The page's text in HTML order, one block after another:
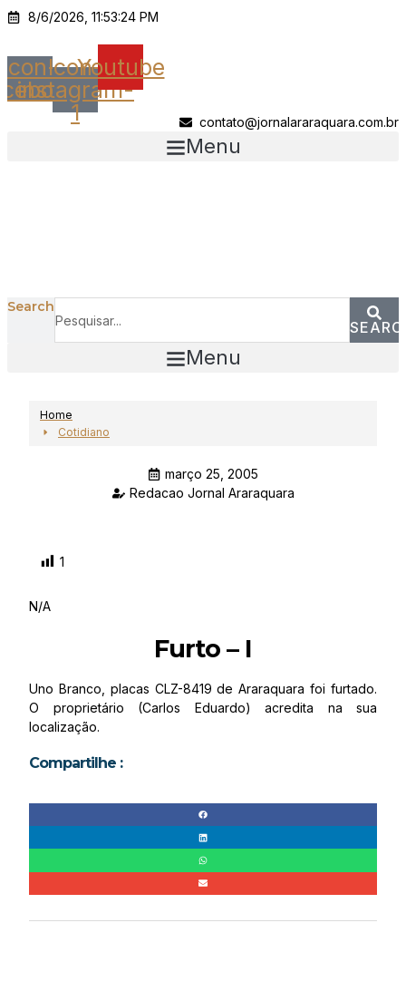
Ir
o
conteúdo
8/6/2026, 11:53:24 PM
Icon-Icon-
instagram-
1
Youtube
contato@jornalararaquara.com.br
Menu
Search
Menu
Home
Cotidiano
março 25, 2005
Redacao Jornal Araraquara
1
N/A
Furto – I
Uno Branco, placas CLZ-8419 de Araraquara foi furtado.
O proprietário (Carlos Eduardo) acredita na sua
localização.
Compartilhe :